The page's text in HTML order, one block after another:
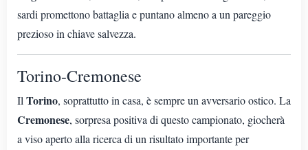
sardi promettono battaglia e puntano almeno a un pareggio
prezioso in chiave salvezza.
Torino-Cremonese
Il Torino, soprattutto in casa, è sempre un avversario ostico. La
Cremonese, sorpresa positiva di questo campionato, giocherà
a viso aperto alla ricerca di un risultato importante per